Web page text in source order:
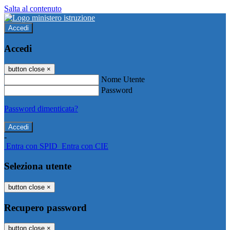
Salta al contenuto
Accedi
Accedi
button close ×
Nome Utente
Password
Password dimenticata?
-
Entra con SPID Entra con CIE
Seleziona utente
button close ×
Recupero password
button close ×